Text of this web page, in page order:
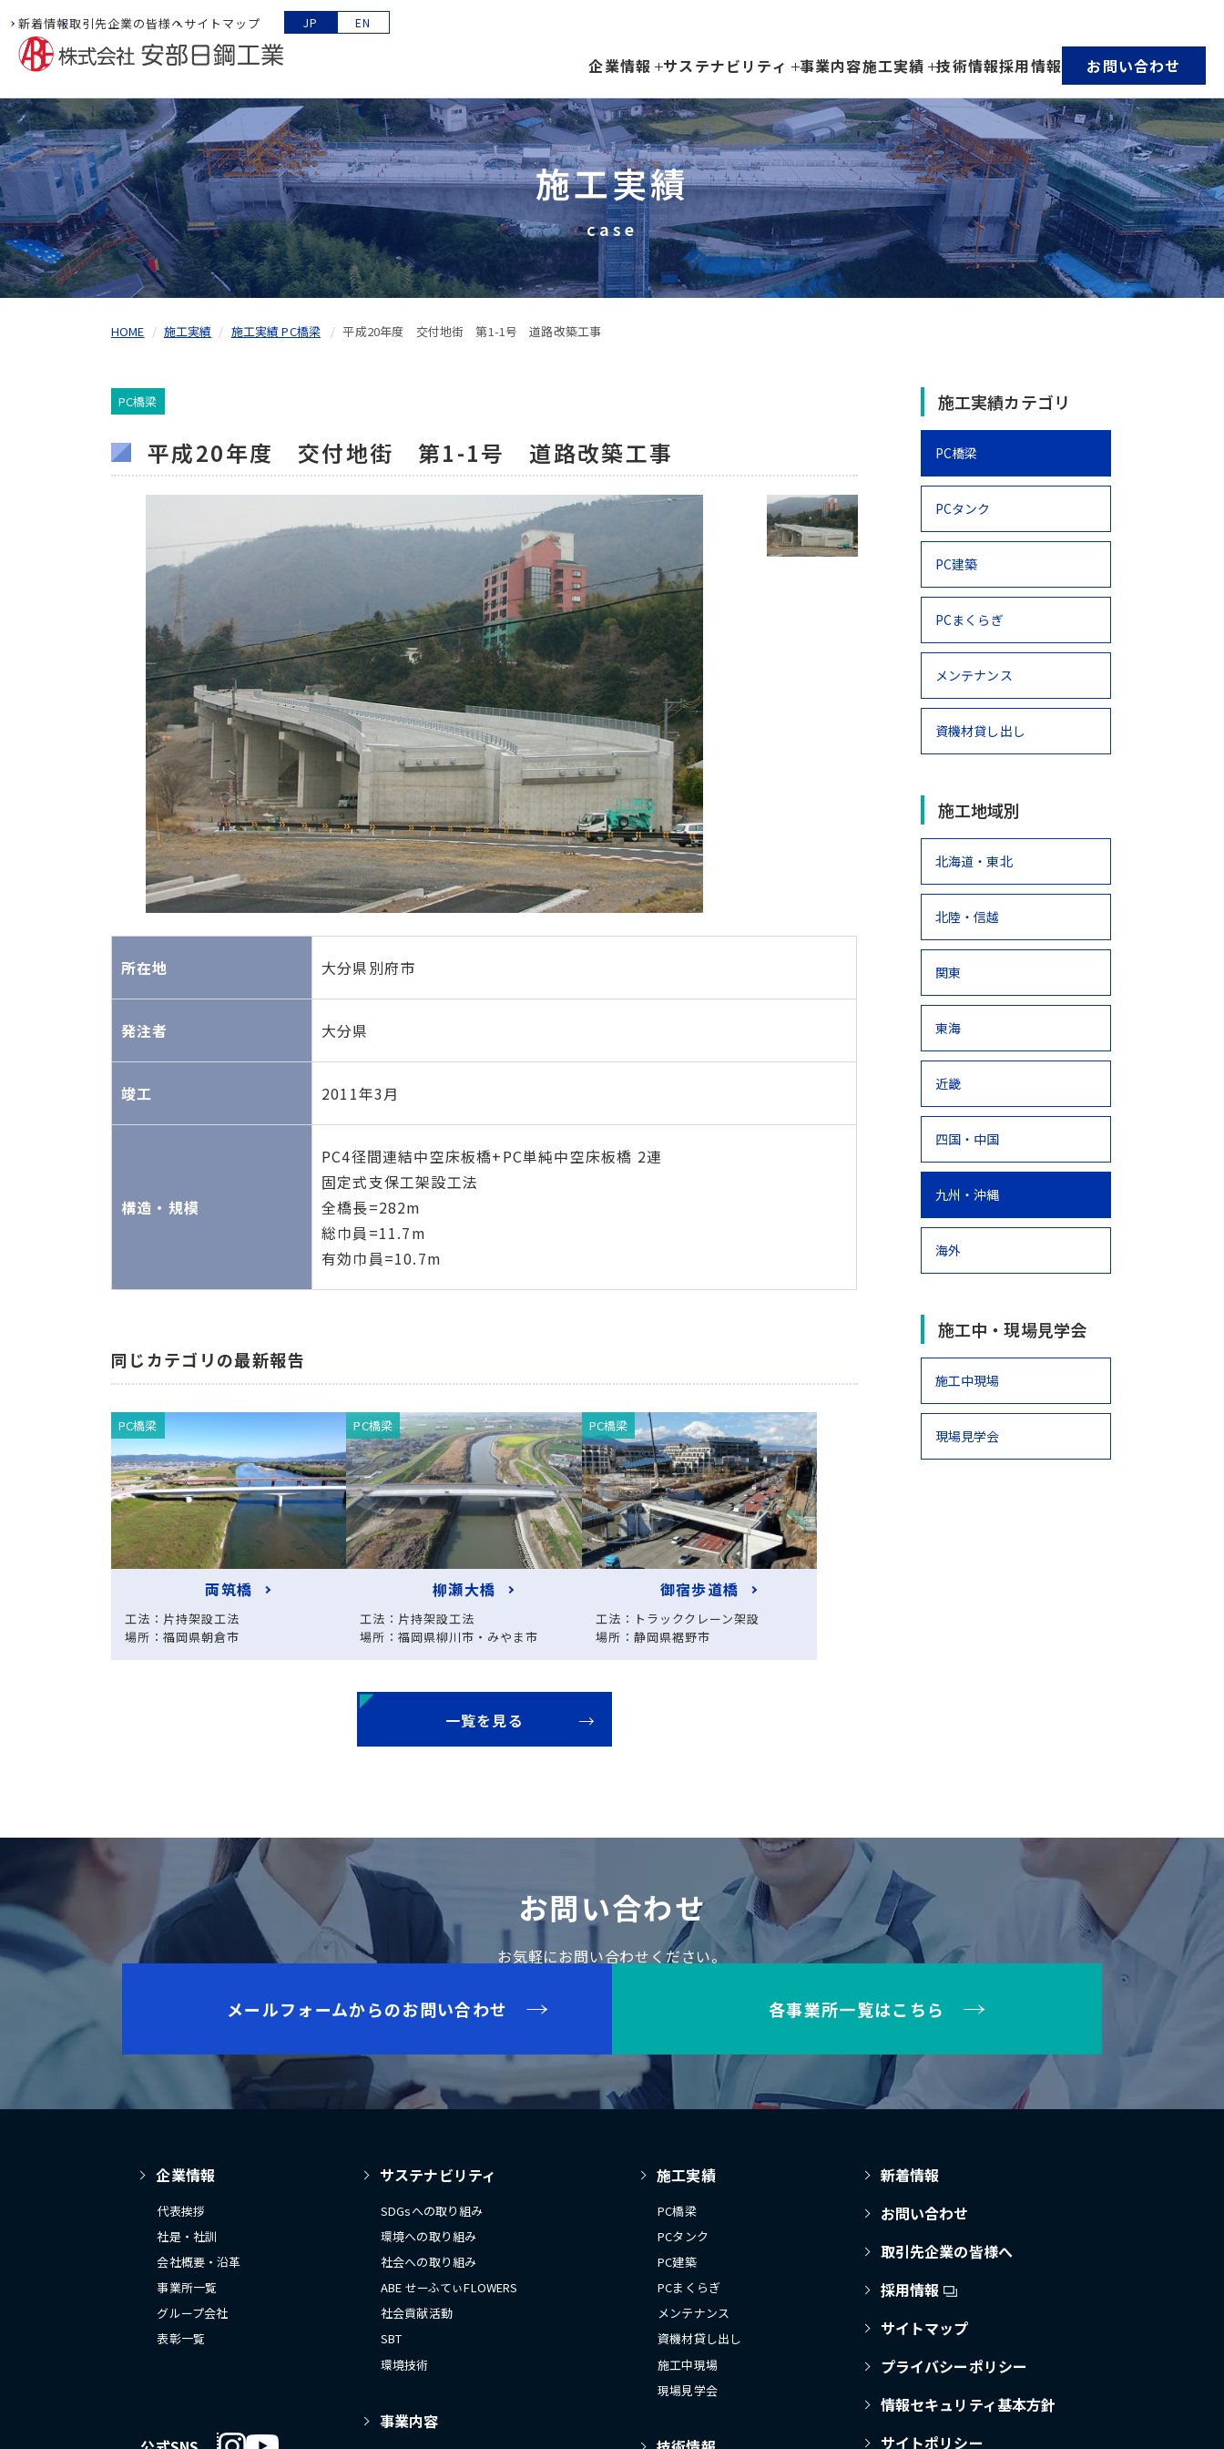
新着情報取引先企業の皆様へサイトマップ JP EN
企業情報 サステナビリティ 事業内容施工実績 技術情報採用情報 お問い合わせ
施工実績
case
HOME 施工実績 施工実績 PC橋梁 平成20年度 交付地街 第1-1号 道路改築工事
PC橋梁
平成20年度 交付地街 第1-1号 道路改築工事
所在地 大分県別府市
発注者 大分県
竣工 2011年3月
構造・規模
PC4径間連結中空床板橋+PC単純中空床板橋 2連
固定式支保工架設工法
全橋長=282m
総巾員=11.7m
有効巾員=10.7m
同じカテゴリの最新報告
PC橋梁
両筑橋
工法：片持架設工法
場所：福岡県朝倉市
PC橋梁
柳瀬大橋
工法：片持架設工法
場所：福岡県柳川市・みやま市
PC橋梁
御宿歩道橋
工法：トラッククレーン架設
場所：静岡県裾野市
一覧を見る
施工実績カテゴリ
PC橋梁
PCタンク
PC建築
PCまくらぎ
メンテナンス
資機材貸し出し
施工地域別
北海道・東北
北陸・信越
関東
東海
近畿
四国・中国
九州・沖縄
海外
施工中・現場見学会
施工中現場
現場見学会
お問い合わせ
お気軽にお問い合わせください。
メールフォームからのお問い合わせ 各事業所一覧はこちら
企業情報
代表挨拶
社是・社訓
会社概要・沿革
事業所一覧
グループ会社
表彰一覧
サステナビリティ
SDGsへの取り組み
環境への取り組み
社会への取り組み
ABE せーふてぃFLOWERS
社会貢献活動
SBT
環境技術
事業内容
施工実績
PC橋梁
PCタンク
PC建築
PCまくらぎ
メンテナンス
資機材貸し出し
施工中現場
現場見学会
新着情報
お問い合わせ
取引先企業の皆様へ
採用情報
サイトマップ
プライバシーポリシー
情報セキュリティ基本方針
サイトポリシー